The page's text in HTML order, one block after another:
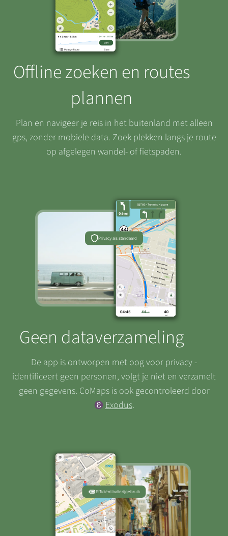
Offline zoeken en routes
plannen
Plan en navigeer je reis in het buitenland met alleen
gps, zonder mobiele data. Zoek plekken langs je route
op afgelegen wandel- of fietspaden.
Geen dataverzameling
De app is ontworpen met oog voor privacy -
identificeert geen personen, volgt je niet en verzamelt
geen gegevens. CoMaps is ook gecontroleerd door
Exodus.
Privacy als standaard
Efficiënt batterijgebruik